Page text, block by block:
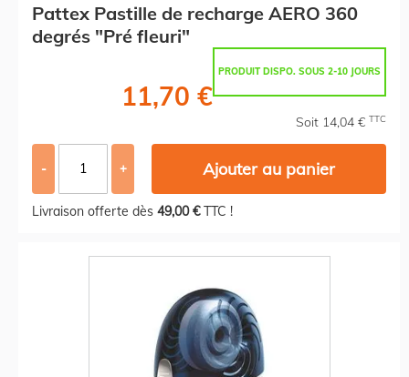
Pattex Pastille de recharge AERO 360
degrés "Pré fleuri"
PRODUIT DISPO. SOUS 2-10 JOURS
11,70 €
Soit 14,04 € TTC
- + Ajouter au panier
Livraison offerte dès 49,00 €TTC !